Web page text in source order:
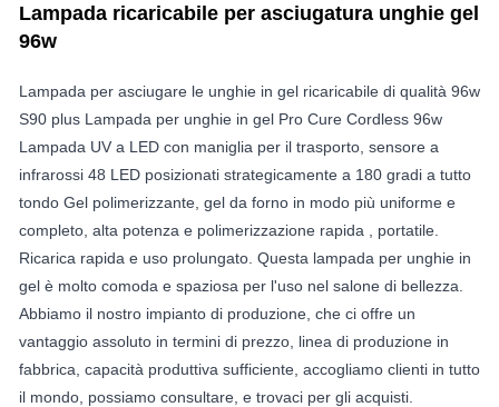
Lampada ricaricabile per asciugatura unghie gel
96w
Lampada per asciugare le unghie in gel ricaricabile di qualità 96w
S90 plus Lampada per unghie in gel Pro Cure Cordless 96w
Lampada UV a LED con maniglia per il trasporto, sensore a
infrarossi 48 LED posizionati strategicamente a 180 gradi a tutto
tondo Gel polimerizzante, gel da forno in modo più uniforme e
completo, alta potenza e polimerizzazione rapida , portatile.
Ricarica rapida e uso prolungato. Questa lampada per unghie in
gel è molto comoda e spaziosa per l'uso nel salone di bellezza.
Abbiamo il nostro impianto di produzione, che ci offre un
vantaggio assoluto in termini di prezzo, linea di produzione in
fabbrica, capacità produttiva sufficiente, accogliamo clienti in tutto
il mondo, possiamo consultare, e trovaci per gli acquisti.